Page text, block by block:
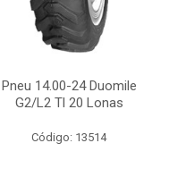
Pneu 14.00-24 Duomile
G2/L2 Tl 20 Lonas
Código: 13514